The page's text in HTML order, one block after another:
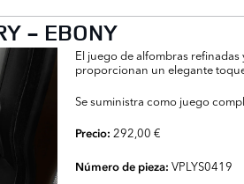
- EBONY
El juego de alfombras
proporcionan un elegante
Se suministra como juego
Precio:292,00 €
Número de pieza:VPLYS0419